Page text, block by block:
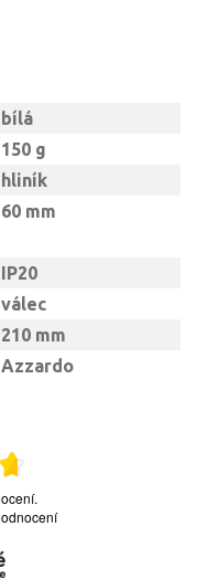
bílá
150 g
hliník
60 mm
IP20
válec
210 mm
Azzardo